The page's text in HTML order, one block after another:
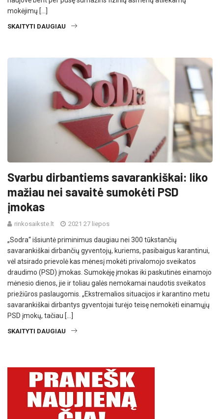
mokėjimų […]
SKAITYTI DAUGIAU
Svarbu dirbantiems savarankiškai: liko
mažiau nei savaitė sumokėti PSD
įmokas
rinkosaikste.lt 2021 27 liepos
„Sodra“ išsiuntė priminimus daugiau nei 300 tūkstančių
savarankiškai dirbančių gyventojų, kuriems, pasibaigus karantinui,
vėl atsirado prievolė kas mėnesį mokėti privalomojo sveikatos
draudimo (PSD) įmokas. Sumokėję įmokas iki paskutinės einamojo
mėnesio dienos, jie ir toliau galės nemokamai naudotis sveikatos
priežiūros paslaugomis. „Ekstremalios situacijos ir karantino metu
savarankiškai dirbantys gyventojai turėjo teisę nemokėti einamųjų
PSD įmokų, tačiau […]
SKAITYTI DAUGIAU